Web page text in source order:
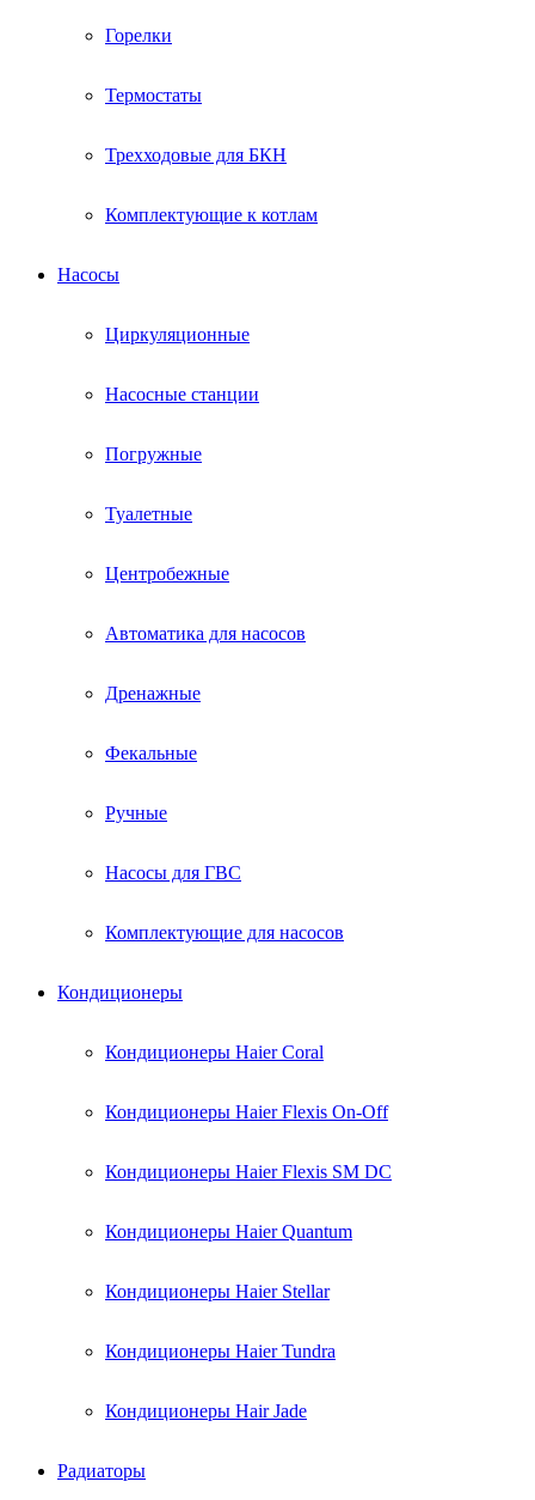
Горелки
Термостаты
Трехходовые для БКН
Комплектующие к котлам
Насосы
Циркуляционные
Насосные станции
Погружные
Туалетные
Центробежные
Автоматика для насосов
Дренажные
Фекальные
Ручные
Насосы для ГВС
Комплектующие для насосов
Кондиционеры
Кондиционеры Haier Coral
Кондиционеры Haier Flexis On-Off
Кондиционеры Haier Flexis SM DC
Кондиционеры Haier Quantum
Кондиционеры Haier Stellar
Кондиционеры Haier Tundra
Кондиционеры Hair Jade
Радиаторы